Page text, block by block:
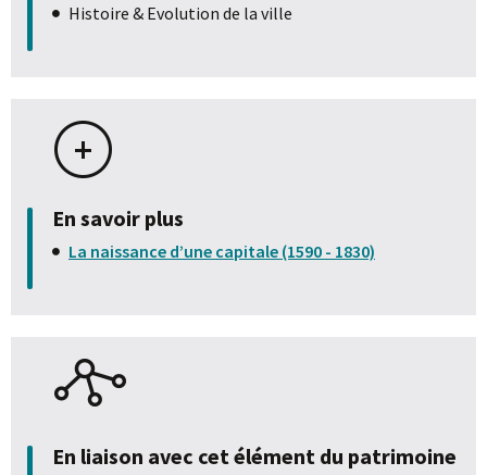
Histoire & Evolution de la ville
En savoir plus
La naissance d’une capitale (1590 - 1830)
En liaison avec cet élément du patrimoine